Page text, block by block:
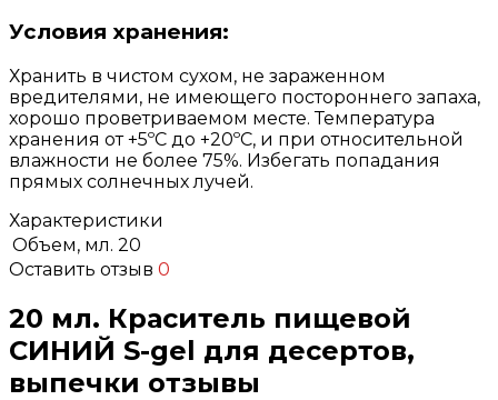
Условия хранения:
Хранить в чистом сухом, не зараженном
вредителями, не имеющего постороннего запаха,
хорошо проветриваемом месте. Температура
хранения от +5ºС до +20ºС, и при относительной
влажности не более 75%. Избегать попадания
прямых солнечных лучей.
Характеристики
Объем, мл. 20
Оставить отзыв 0
20 мл. Краситель пищевой
СИНИЙ S-gel для десертов,
выпечки отзывы